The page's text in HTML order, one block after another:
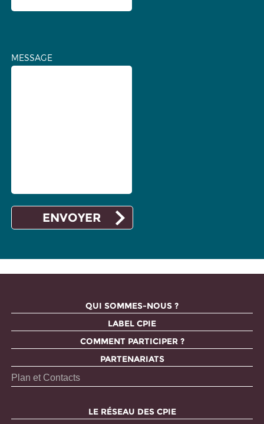
MESSAGE
QUI SOMMES-NOUS ?
LABEL CPIE
COMMENT PARTICIPER ?
PARTENARIATS
Plan et Contacts
LE RÉSEAU DES CPIE